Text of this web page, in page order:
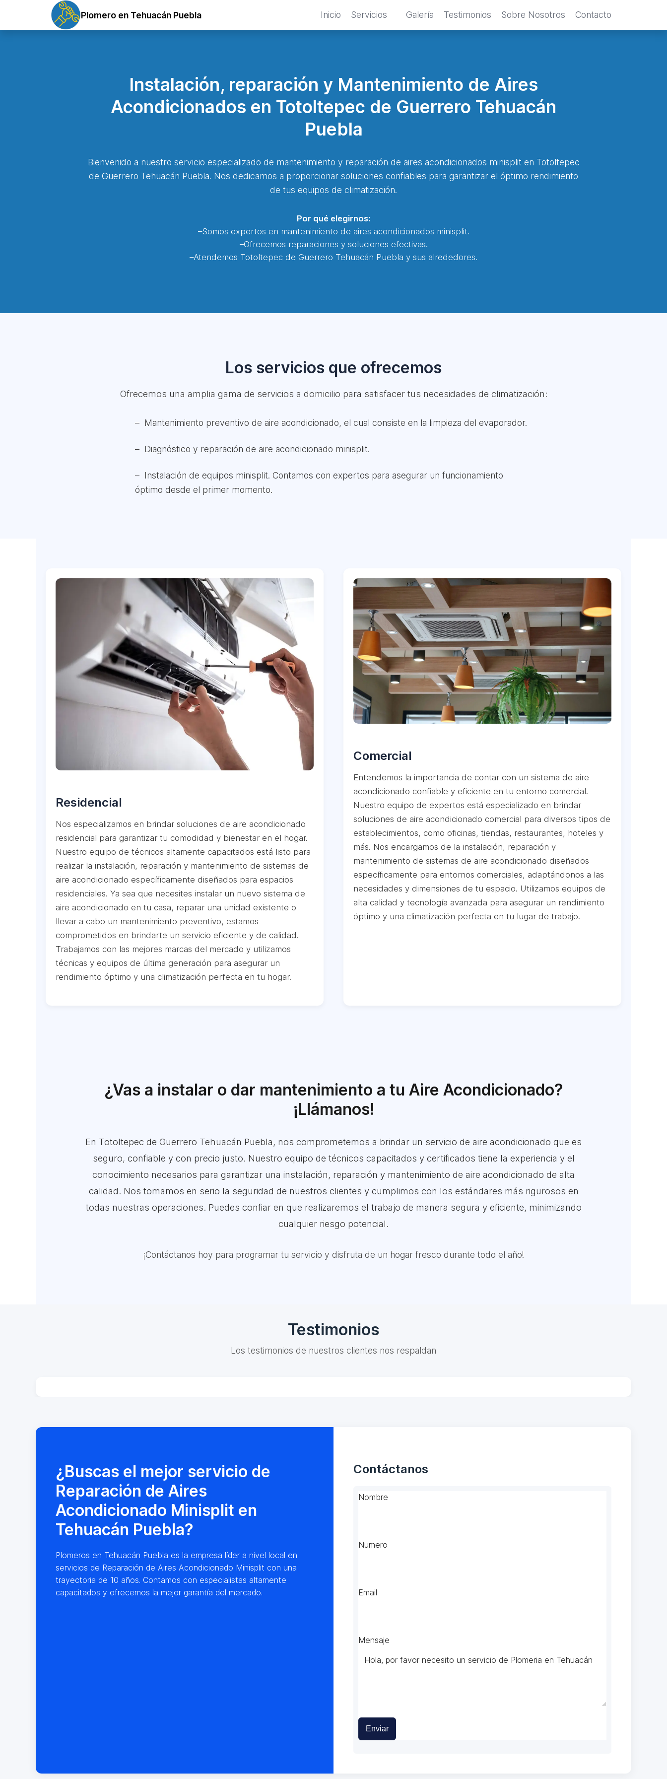
Plomero en Tehuacán Puebla Inicio Servicios Galería Testimonios Sobre Nosotros Contacto
Instalación, reparación y Mantenimiento de Aires
Acondicionados en Totoltepec de Guerrero Tehuacán
Puebla
Bienvenido a nuestro servicio especializado de mantenimiento y reparación de aires acondicionados minisplit en Totoltepec
de Guerrero Tehuacán Puebla. Nos dedicamos a proporcionar soluciones confiables para garantizar el óptimo rendimiento
de tus equipos de climatización.
Por qué elegirnos:
–Somos expertos en mantenimiento de aires acondicionados minisplit.
–Ofrecemos reparaciones y soluciones efectivas.
–Atendemos Totoltepec de Guerrero Tehuacán Puebla y sus alrededores.
Los servicios que ofrecemos
Ofrecemos una amplia gama de servicios a domicilio para satisfacer tus necesidades de climatización:
Mantenimiento preventivo de aire acondicionado, el cual consiste en la limpieza del evaporador.
Diagnóstico y reparación de aire acondicionado minisplit.
Instalación de equipos minisplit. Contamos con expertos para asegurar un funcionamiento
óptimo desde el primer momento.
Residencial
Nos especializamos en brindar soluciones de aire acondicionado
residencial para garantizar tu comodidad y bienestar en el hogar.
Nuestro equipo de técnicos altamente capacitados está listo para
realizar la instalación, reparación y mantenimiento de sistemas de
aire acondicionado específicamente diseñados para espacios
residenciales. Ya sea que necesites instalar un nuevo sistema de
aire acondicionado en tu casa, reparar una unidad existente o
llevar a cabo un mantenimiento preventivo, estamos
comprometidos en brindarte un servicio eficiente y de calidad.
Trabajamos con las mejores marcas del mercado y utilizamos
técnicas y equipos de última generación para asegurar un
rendimiento óptimo y una climatización perfecta en tu hogar.
Comercial
Entendemos la importancia de contar con un sistema de aire
acondicionado confiable y eficiente en tu entorno comercial.
Nuestro equipo de expertos está especializado en brindar
soluciones de aire acondicionado comercial para diversos tipos de
establecimientos, como oficinas, tiendas, restaurantes, hoteles y
más. Nos encargamos de la instalación, reparación y
mantenimiento de sistemas de aire acondicionado diseñados
específicamente para entornos comerciales, adaptándonos a las
necesidades y dimensiones de tu espacio. Utilizamos equipos de
alta calidad y tecnología avanzada para asegurar un rendimiento
óptimo y una climatización perfecta en tu lugar de trabajo.
¿Vas a instalar o dar mantenimiento a tu Aire Acondicionado?
¡Llámanos!
En Totoltepec de Guerrero Tehuacán Puebla, nos comprometemos a brindar un servicio de aire acondicionado que es
seguro, confiable y con precio justo. Nuestro equipo de técnicos capacitados y certificados tiene la experiencia y el
conocimiento necesarios para garantizar una instalación, reparación y mantenimiento de aire acondicionado de alta
calidad. Nos tomamos en serio la seguridad de nuestros clientes y cumplimos con los estándares más rigurosos en
todas nuestras operaciones. Puedes confiar en que realizaremos el trabajo de manera segura y eficiente, minimizando
cualquier riesgo potencial.
¡Contáctanos hoy para programar tu servicio y disfruta de un hogar fresco durante todo el año!
Testimonios
Los testimonios de nuestros clientes nos respaldan
¿Buscas el mejor servicio de
Reparación de Aires
Acondicionado Minisplit en
Tehuacán Puebla?
Plomeros en Tehuacán Puebla es la empresa líder a nivel local en
servicios de Reparación de Aires Acondicionado Minisplit con una
trayectoria de 10 años. Contamos con especialistas altamente
capacitados y ofrecemos la mejor garantía del mercado.
Contáctanos
Nombre
Numero
Email
Mensaje
Enviar